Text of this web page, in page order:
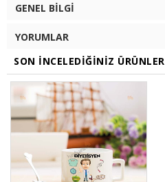
GENEL BILGI
YORUMLAR
SON İNCELEDIĞINIZ ÜRÜNLER